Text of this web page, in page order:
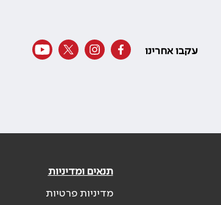
עקבו אחרינו
תנאים ומדיניות
מדיניות פרטיות